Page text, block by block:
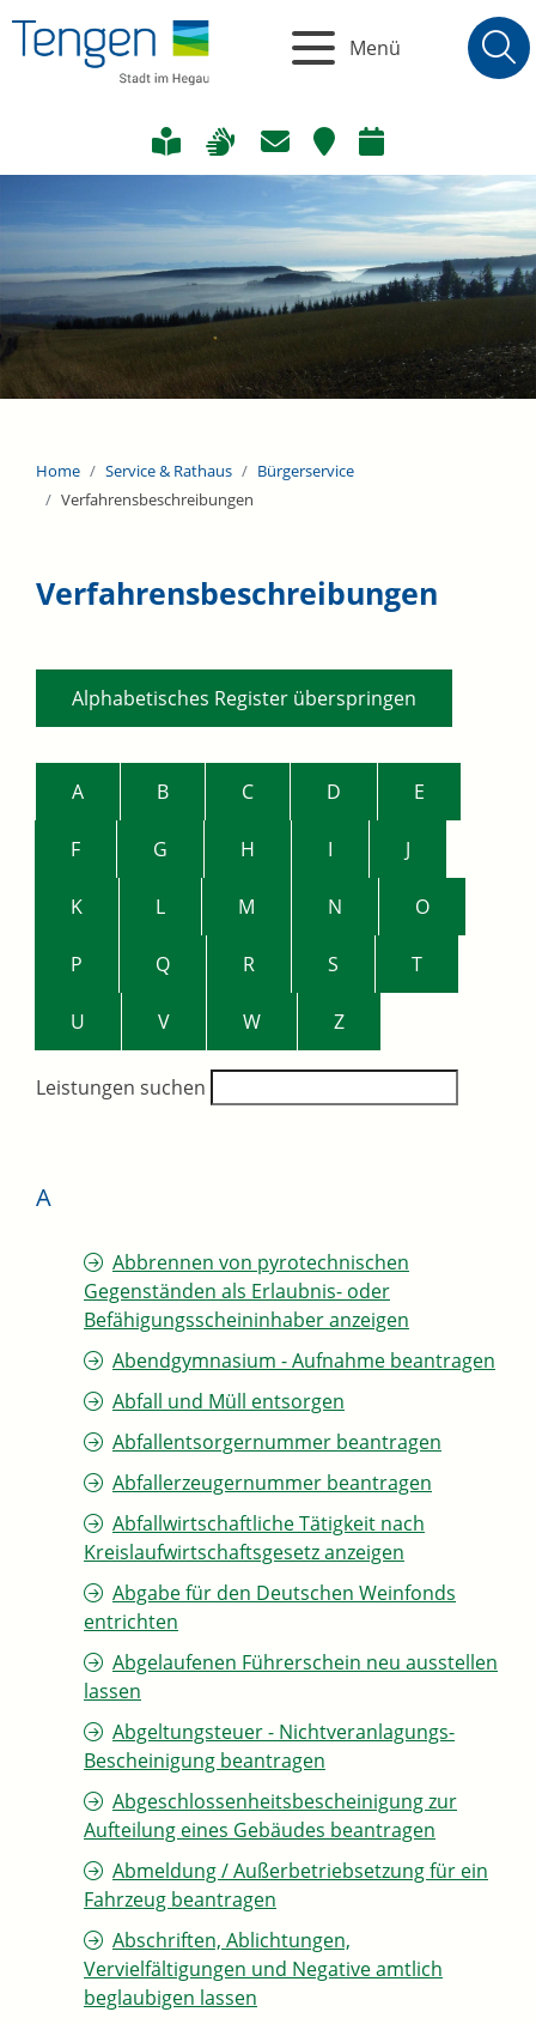
Menü
Home Service & Rathaus
Bürgerservice
Verfahrensbeschreibungen
Verfahrensbeschreibungen
Alphabetisches Register überspringen
A B C D E
F G H I J
K L M N O
P Q R S T
U V W Z
Leistungen suchen
A
Abbrennen von pyrotechnischen
Gegenständen als Erlaubnis- oder
Befähigungsscheininhaber anzeigen
Abendgymnasium - Aufnahme beantragen
Abfall und Müll entsorgen
Abfallentsorgernummer beantragen
Abfallerzeugernummer beantragen
Abfallwirtschaftliche Tätigkeit nach
Kreislaufwirtschaftsgesetz anzeigen
Abgabe für den Deutschen Weinfonds
entrichten
Abgelaufenen Führerschein neu ausstellen
lassen
Abgeltungsteuer - Nichtveranlagungs-
Bescheinigung beantragen
Abgeschlossenheitsbescheinigung zur
Aufteilung eines Gebäudes beantragen
Abmeldung / Außerbetriebsetzung für ein
Fahrzeug beantragen
Abschriften, Ablichtungen,
Vervielfältigungen und Negative amtlich
beglaubigen lassen